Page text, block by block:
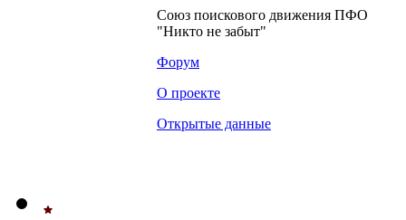
Союз поискового движения ПФО
"Никто не забыт"
Форум
О проекте
Открытые данные